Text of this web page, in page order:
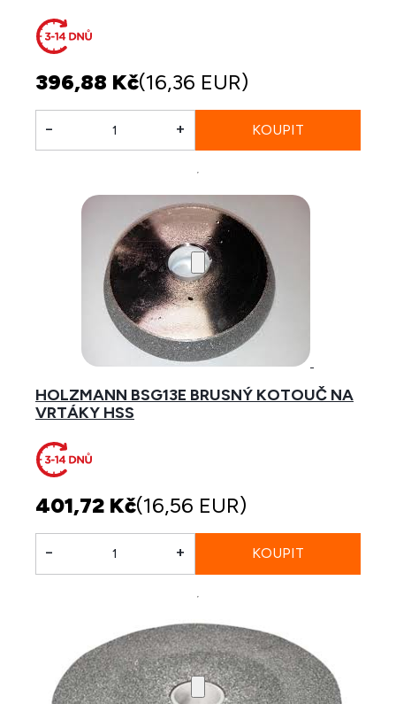
396,88 Kč(16,36 EUR)
- +
HOLZMANN BSG13E BRUSNÝ KOTOUČ NA
VRTÁKY HSS
401,72 Kč(16,56 EUR)
- +